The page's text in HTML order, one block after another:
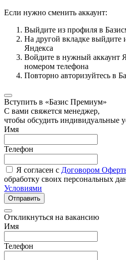
Если нужно сменить аккаунт:
Выйдите из профиля в
На другой вкладке выйдите
Яндекса
Войдите в нужный аккаунт
номером телефона
Повторно авторизуйтесь в
Вступить в «Базис Премиум»
С вами свяжется менеджер,
чтобы обсудить индивидуальные
Имя
Телефон
Я согласен с Договором
обработку своих персональных
Условиями
Отправить
Откликнуться на вакансию
Имя
Телефон